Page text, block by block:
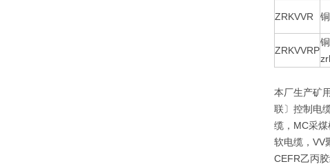
ZRKVVR
ZRKVVRP
本厂生产矿
联〕控制电
缆，MC采
软电缆，VV
CEFR乙丙